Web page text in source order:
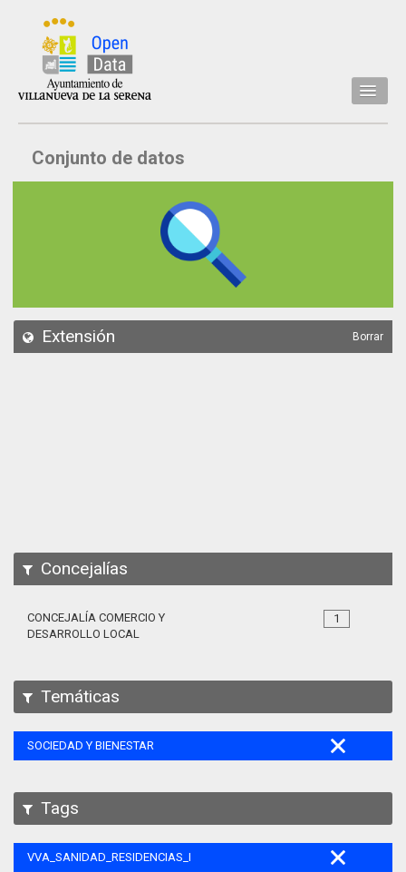
Inicio
Datos
API
Conjunto de datos
Extensión Borrar
Concejalías
1
CONCEJALÍA COMERCIO Y
DESARROLLO LOCAL
Temáticas
SOCIEDAD Y BIENESTAR
Tags
VVA_SANIDAD_RESIDENCIAS_MAYORES_105